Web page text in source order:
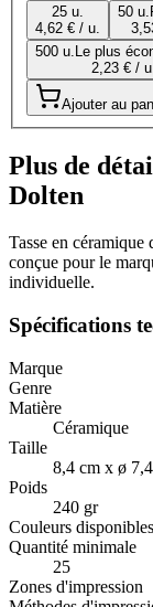
25 u.
4,62 € / u.
50 u.
500 u. Le plus
2,23 € /
Ajouter au
Plus de
Dolten
Tasse en
conçue pour le
individuelle.
Spécifications
Marque
Genre
Matière
Céramique
Taille
8,4 cm x ø
Poids
240 gr
Couleurs disponibles
Quantité minimale
25
Zones d'impression